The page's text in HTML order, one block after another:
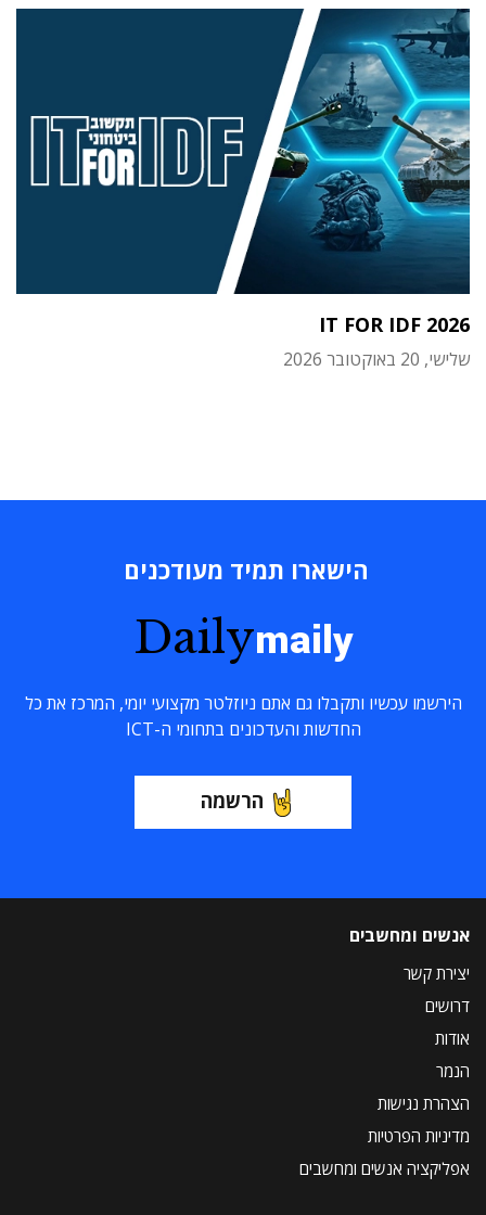
IT FOR IDF 2026
שלישי, 20 באוקטובר 2026
הישארו תמיד מעודכנים
Dailymaily
הירשמו עכשיו ותקבלו גם אתם ניוזלטר מקצועי יומי, המרכז את כל
החדשות והעדכונים בתחומי ה-ICT
הרשמה
אנשים ומחשבים
יצירת קשר
דרושים
אודות
הנמר
הצהרת נגישות
מדיניות הפרטיות
אפליקציה אנשים ומחשבים